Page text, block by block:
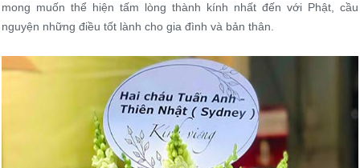
mong muốn thể hiện tấm lòng thành kính nhất đến với Phật, cầu
nguyện những điều tốt lành cho gia đình và bản thân.